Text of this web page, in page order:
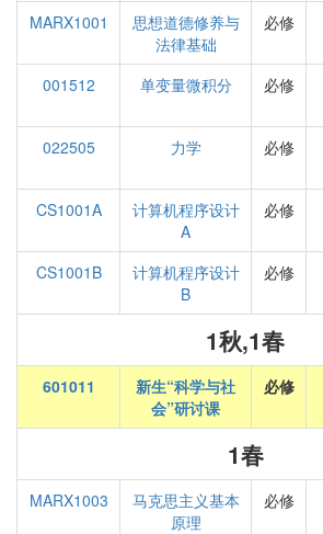
MARX1001
思想道德修养与
法律基础
必修
001512
单变量微积分 必修
022505
力学 必修
CS1001A
计算机程序设计
A
必修
CS1001B
计算机程序设计
B
必修
1秋,1春
601011
新生“科学与社
会”研讨课
必修
1春
MARX1003
马克思主义基本
原理
必修